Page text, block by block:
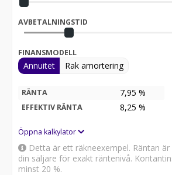
AVBETALNINGSTID
FINANSMODELL
Annuitet Rak amortering
RÄNTA 7,95 %
EFFEKTIV RÄNTA 8,25 %
Öppna kalkylator
Detta är ett räkneexempel. Räntan
din säljare för exakt räntenivå.
minst 20 %.